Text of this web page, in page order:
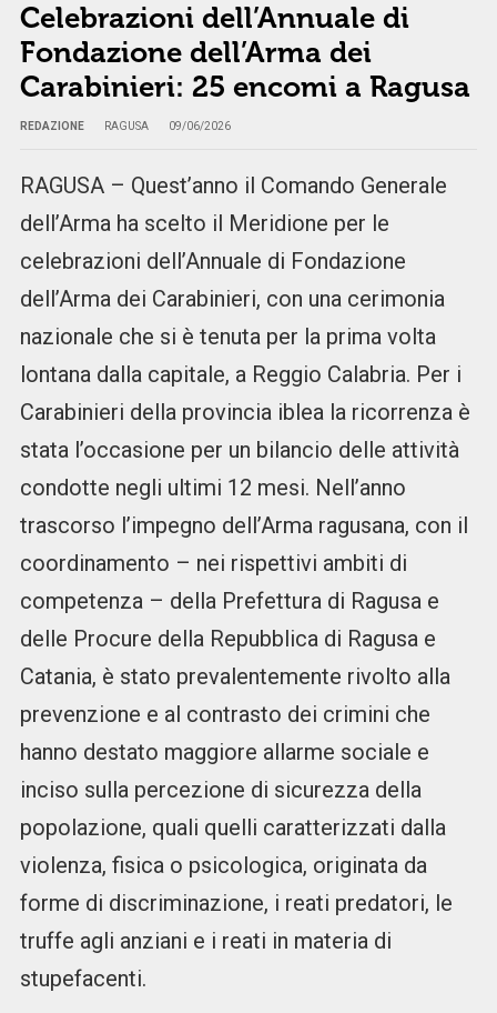
Celebrazioni dell’Annuale di
Fondazione dell’Arma dei
Carabinieri: 25 encomi a Ragusa
REDAZIONE RAGUSA 09/06/2026
RAGUSA – Quest’anno il Comando Generale
dell’Arma ha scelto il Meridione per le
celebrazioni dell’Annuale di Fondazione
dell’Arma dei Carabinieri, con una cerimonia
nazionale che si è tenuta per la prima volta
lontana dalla capitale, a Reggio Calabria. Per i
Carabinieri della provincia iblea la ricorrenza è
stata l’occasione per un bilancio delle attività
condotte negli ultimi 12 mesi. Nell’anno
trascorso l’impegno dell’Arma ragusana, con il
coordinamento – nei rispettivi ambiti di
competenza – della Prefettura di Ragusa e
delle Procure della Repubblica di Ragusa e
Catania, è stato prevalentemente rivolto alla
prevenzione e al contrasto dei crimini che
hanno destato maggiore allarme sociale e
inciso sulla percezione di sicurezza della
popolazione, quali quelli caratterizzati dalla
violenza, fisica o psicologica, originata da
forme di discriminazione, i reati predatori, le
truffe agli anziani e i reati in materia di
stupefacenti.